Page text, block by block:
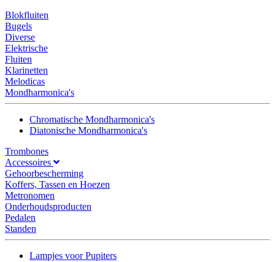
Blokfluiten
Bugels
Diverse
Elektrische
Fluiten
Klarinetten
Melodicas
Mondharmonica's
Chromatische Mondharmonica's
Diatonische Mondharmonica's
Trombones
Accessoires
Gehoorbescherming
Koffers, Tassen en Hoezen
Metronomen
Onderhoudsproducten
Pedalen
Standen
Lampjes voor Pupiters